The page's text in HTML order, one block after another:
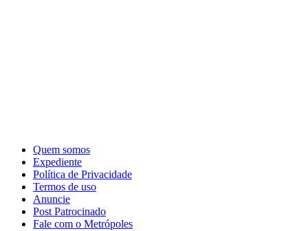
Quem somos
Expediente
Política de Privacidade
Termos de uso
Anuncie
Post Patrocinado
Fale com o Metrópoles